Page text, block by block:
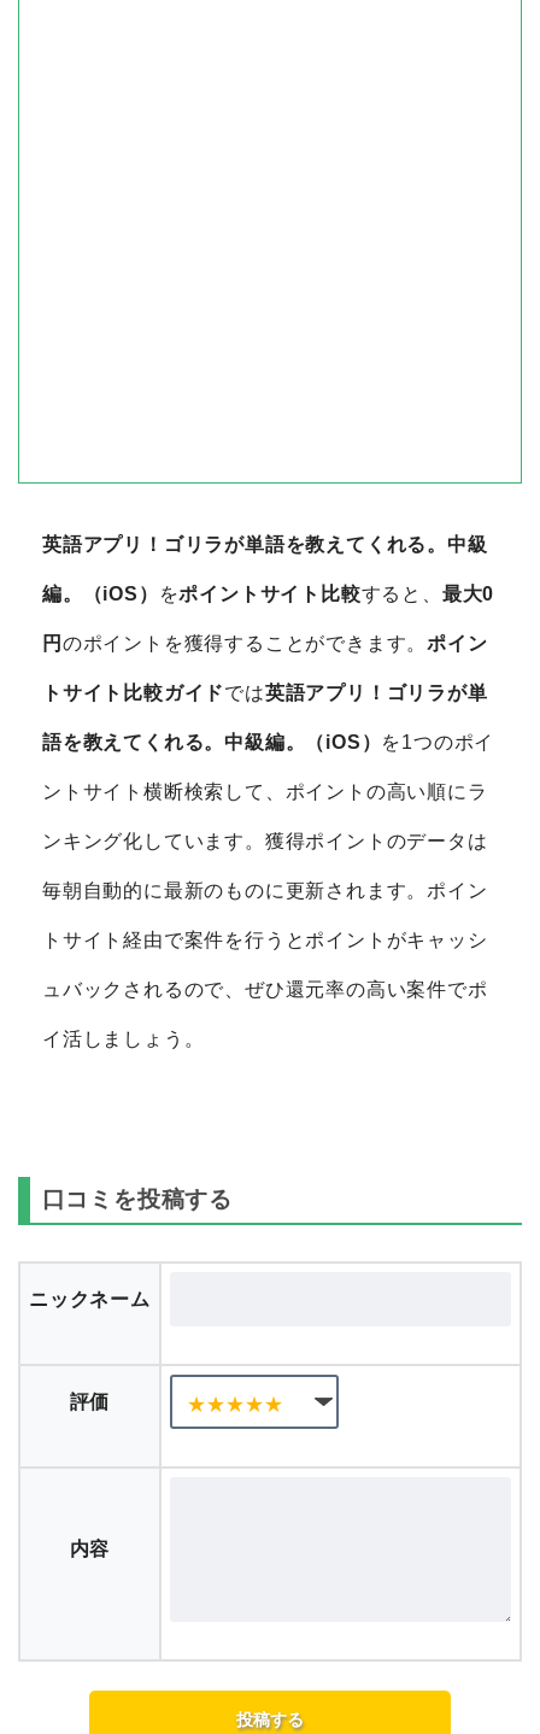
英語アプリ！ゴリラが単語を教えてくれる。中級
編。（iOS） をポイントサイト比較すると、 最大0
円 のポイントを獲得することができます。ポイン
トサイト比較ガイドでは英語アプリ！ゴリラが単
語を教えてくれる。中級編。（iOS） を1つのポイ
ントサイト横断検索して、ポイントの高い順にラ
ンキング化しています。獲得ポイントのデータは
毎朝自動的に最新のものに更新されます。ポイン
トサイト経由で案件を行うとポイントがキャッシ
ュバックされるので、ぜひ還元率の高い案件でポ
イ活しましょう。
口コミを投稿する
ニックネーム
評価
内容